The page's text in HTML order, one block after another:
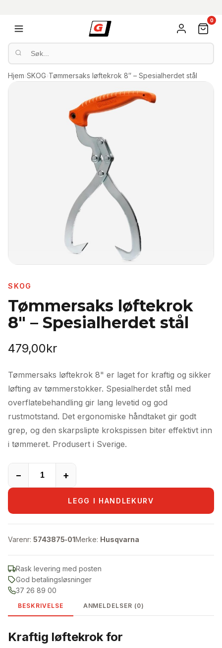
0
Hjem›SKOG›Tømmersaks løftekrok 8″ – Spesialherdet stål
SKOG
Tømmersaks løftekrok
8" – Spesialherdet stål
479,00kr
Tømmersaks løftekrok 8" er laget for kraftig og sikker
løfting av tømmerstokker. Spesialherdet stål med
overflatebehandling gir lang levetid og god
rustmotstand. Det ergonomiske håndtaket gir godt
grep, og den skarpslipte krokspissen biter effektivt inn
i tømmeret. Produsert i Sverige.
− +
LEGG I HANDLEKURV
Varenr: 5743875‑01Merke: Husqvarna
Rask levering med posten
God betalingsløsninger
37 26 89 00
BESKRIVELSE ANMELDELSER (0)
Kraftig løftekrok for